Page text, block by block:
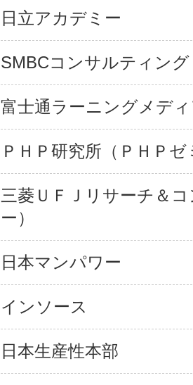
日立アカデミー
SMBCコンサルティング
富士通ラーニングメディ
ＰＨＰ研究所（ＰＨＰゼ
三菱ＵＦＪリサーチ＆
ー）
日本マンパワー
インソース
日本生産性本部